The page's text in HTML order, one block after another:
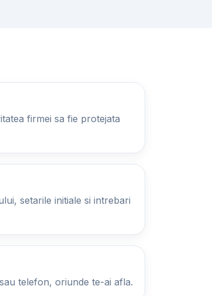
firmei sa fie protejata
setarile initiale si intrebari
telefon, oriunde te-ai afla.